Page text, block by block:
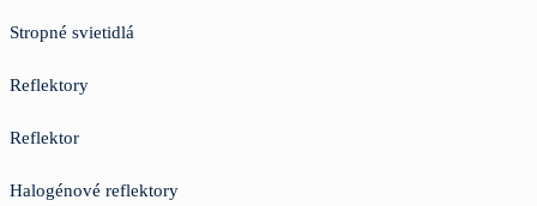
Stropné svietidlá
Reflektory
Reflektor
Halogénové reflektory